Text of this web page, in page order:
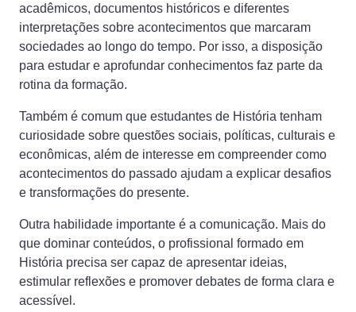
acadêmicos, documentos históricos e diferentes
interpretações sobre acontecimentos que marcaram
sociedades ao longo do tempo. Por isso, a disposição
para estudar e aprofundar conhecimentos faz parte da
rotina da formação.
Também é comum que estudantes de História tenham
curiosidade sobre questões sociais, políticas, culturais e
econômicas, além de interesse em compreender como
acontecimentos do passado ajudam a explicar desafios
e transformações do presente.
Outra habilidade importante é a comunicação. Mais do
que dominar conteúdos, o profissional formado em
História precisa ser capaz de apresentar ideias,
estimular reflexões e promover debates de forma clara e
acessível.